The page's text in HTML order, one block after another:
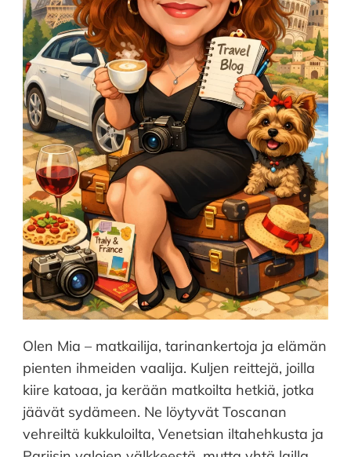
Olen Mia – matkailija, tarinankertoja ja elämän
pienten ihmeiden vaalija. Kuljen reittejä, joilla
kiire katoaa, ja kerään matkoilta hetkiä, jotka
jäävät sydämeen. Ne löytyvät Toscanan
vehreiltä kukkuloilta, Venetsian iltahehkusta ja